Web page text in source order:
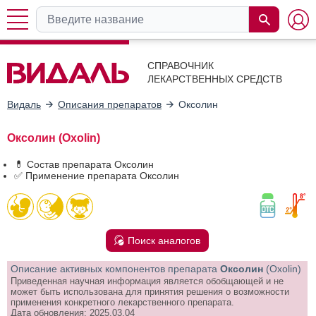
СПРАВОЧНИК
ЛЕКАРСТВЕННЫХ СРЕДСТВ
Видаль Описания препаратов Оксолин
Оксолин (Oxolin)
💊 Состав препарата Оксолин
✅ Применение препарата Оксолин
Поиск аналогов
Описание активных компонентов препарата Оксолин (Oxolin)
Приведенная научная информация является обобщающей и не
может быть использована для принятия решения о возможности
применения конкретного лекарственного препарата.
Дата обновления: 2025.03.04